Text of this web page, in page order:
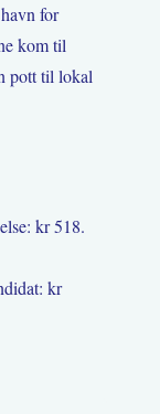
for
kom til
pott til lokal
kr 518.
kr